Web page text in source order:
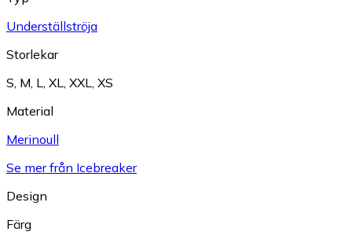
Underställströja
Storlekar
S, M, L, XL, XXL, XS
Material
Merinoull
Se mer från Icebreaker
Design
Färg